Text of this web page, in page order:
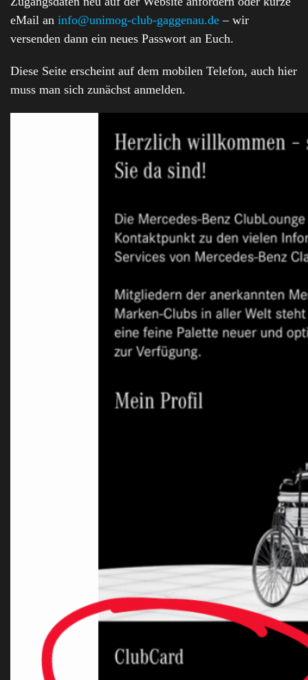
eMail an info@unimog-club-gaggenau.de – wir
versenden dann ein neues Passwort an Euch.
Diese Seite erscheint auf dem mobilen Telefon, auch hier
muss man sich zunächst anmelden.